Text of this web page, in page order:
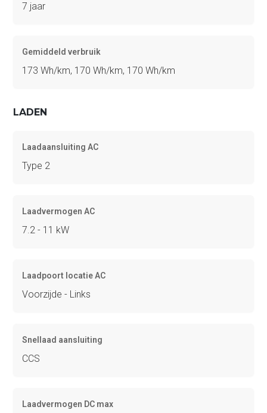
7 jaar
Gemiddeld verbruik
173 Wh/km, 170 Wh/km, 170 Wh/km
LADEN
Laadaansluiting AC
Type 2
Laadvermogen AC
7.2 - 11 kW
Laadpoort locatie AC
Voorzijde - Links
Snellaad aansluiting
CCS
Laadvermogen DC max